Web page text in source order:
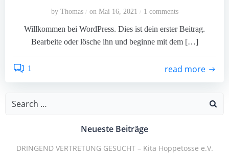
by Thomas / on Mai 16, 2021 / 1 comments
Willkommen bei WordPress. Dies ist dein erster Beitrag.
Bearbeite oder lösche ihn und beginne mit dem […]
1 read more
Search
Neueste Beiträge
DRINGEND VERTRETUNG GESUCHT – Kita Hoppetosse e.V.